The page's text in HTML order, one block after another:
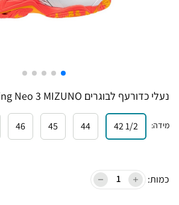
נעלי כדורעף לבוגרים Wave Lightning Neo 3 MIZUNO
מידה:
1/2 42
44
45
46
כמות: